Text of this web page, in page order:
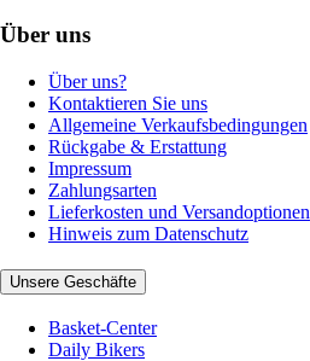
Über uns
Über uns?
Kontaktieren Sie uns
Allgemeine Verkaufsbedingungen
Rückgabe & Erstattung
Impressum
Zahlungsarten
Lieferkosten und Versandoptionen
Hinweis zum Datenschutz
Unsere Geschäfte
Basket-Center
Daily Bikers